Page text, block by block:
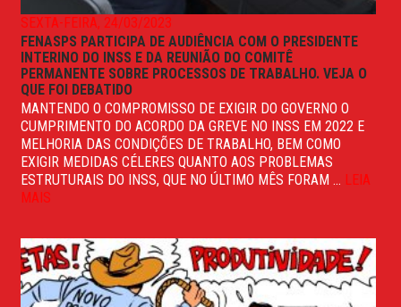
SEXTA-FEIRA, 24/03/2023
FENASPS PARTICIPA DE AUDIÊNCIA COM O PRESIDENTE
INTERINO DO INSS E DA REUNIÃO DO COMITÊ
PERMANENTE SOBRE PROCESSOS DE TRABALHO. VEJA O
QUE FOI DEBATIDO
MANTENDO O COMPROMISSO DE EXIGIR DO GOVERNO O
CUMPRIMENTO DO ACORDO DA GREVE NO INSS EM 2022 E
MELHORIA DAS CONDIÇÕES DE TRABALHO, BEM COMO
EXIGIR MEDIDAS CÉLERES QUANTO AOS PROBLEMAS
ESTRUTURAIS DO INSS, QUE NO ÚLTIMO MÊS FORAM ... LEIA
MAIS